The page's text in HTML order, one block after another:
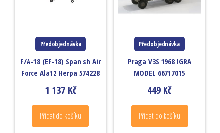
Předobjednávka
F/A-18 (EF-18) Spanish Air
Force Ala12 Herpa 574228
1 137 Kč
Přidat do košíku
Předobjednávka
Praga V3S 1968 IGRA
MODEL 66717015
449 Kč
Přidat do košíku